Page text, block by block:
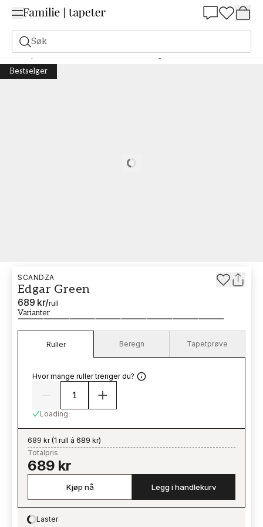
Søk
Tapeter Merke Scandza Scandza Edgar Green - 1051001-03
Bestselger
Loading…
SCANDZA
Edgar Green
689 kr/rull
Varianter
Ruller Beregn Tapetprøve
Hvor mange ruller trenger du?
Loading
689 kr(1 rull á 689 kr)
Totalpris
689 kr
Kjøp nå Legg i handlekurv
Laster